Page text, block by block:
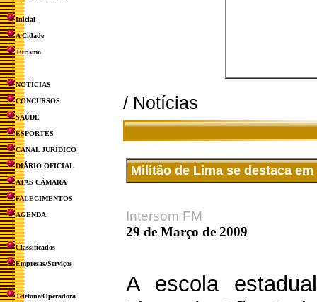
Inicial
A Cidade
Turismo
NOTÍCIAS
CONCURSOS
SAÚDE
ESPORTES
CANAL JURÍDICO
DIÁRIO OFICIAL
ATAS CÂMARA
FALECIMENTOS
AGENDA
Classificados
Empresas/Serviços
Telefone/Operadora
/ Notícias
Militão de Lima se destaca
Intersom FM
29 de Março de 2009
A escola